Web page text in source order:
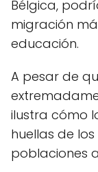
Bélgica,
migración
educación.
A pesar de
ilustra cómo
huellas de
poblaciones